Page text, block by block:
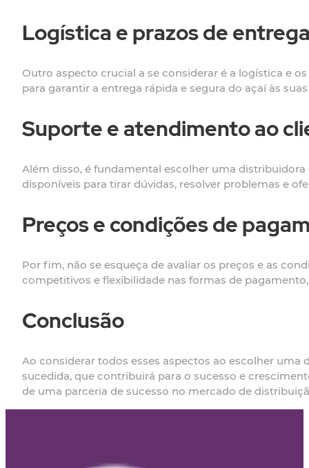
Logística e prazos de
Outro aspecto crucial a se considerar é a logística e
para garantir a entrega rápida e segura do açaí às
Suporte e atendimento ao
Além disso, é fundamental escolher uma
disponíveis para tirar dúvidas, resolver problemas e
Preços e condições de
Por fim, não se esqueça de avaliar os preços e as
competitivos e flexibilidade nas formas de
Conclusão
Ao considerar todos esses aspectos ao escolher
sucedida, que contribuirá para o sucesso e
de uma parceria de sucesso no mercado de